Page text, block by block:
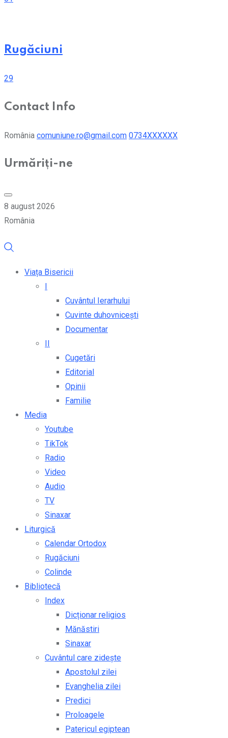
Rugăciuni
29
Contact Info
România comuniune.ro@gmail.com 0734XXXXXX
Urmăriți-ne
8 august 2026
România
Viața Bisericii
Cuvântul Ierarhului
Cuvinte duhovnicești
Documentar
Cugetări
Editorial
Opinii
Familie
Media
Youtube
TikTok
Radio
Video
Audio
TV
Sinaxar
Liturgică
Calendar Ortodox
Rugăciuni
Colinde
Bibliotecă
Index
Dicționar religios
Mănăstiri
Sinaxar
Cuvântul care zidește
Apostolul zilei
Evanghelia zilei
Predici
Proloagele
Patericul egiptean